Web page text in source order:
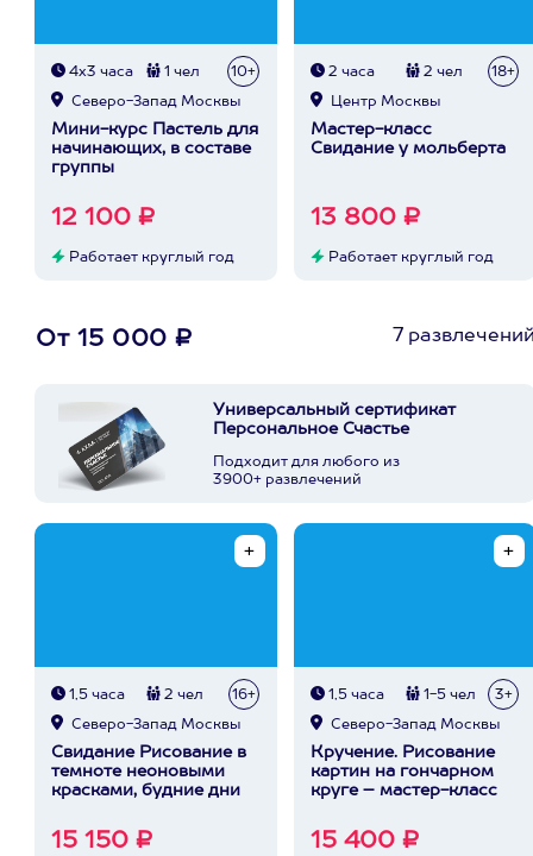
4х3 часа 1 чел 10+
Северо-Запад Москвы
Мини-курс Пастель для
начинающих, в составе
группы
12 100 ₽
Работает круглый год
2 часа 2 чел 18+
Центр Москвы
Мастер-класс
Свидание у мольберта
13 800 ₽
Работает круглый год
От 15 000 ₽ 7
Универсальный сертификат
Персональное Счастье
Подходит для любого из
3900+ развлечений
1,5 часа 2 чел 16+
Северо-Запад Москвы
Свидание Рисование в
темноте неоновыми
красками, будние дни
15 150 ₽
1,5 часа 1-5 чел 3+
Северо-Запад Москвы
Кручение. Рисование
картин на гончарном
круге – мастер-класс
15 400 ₽